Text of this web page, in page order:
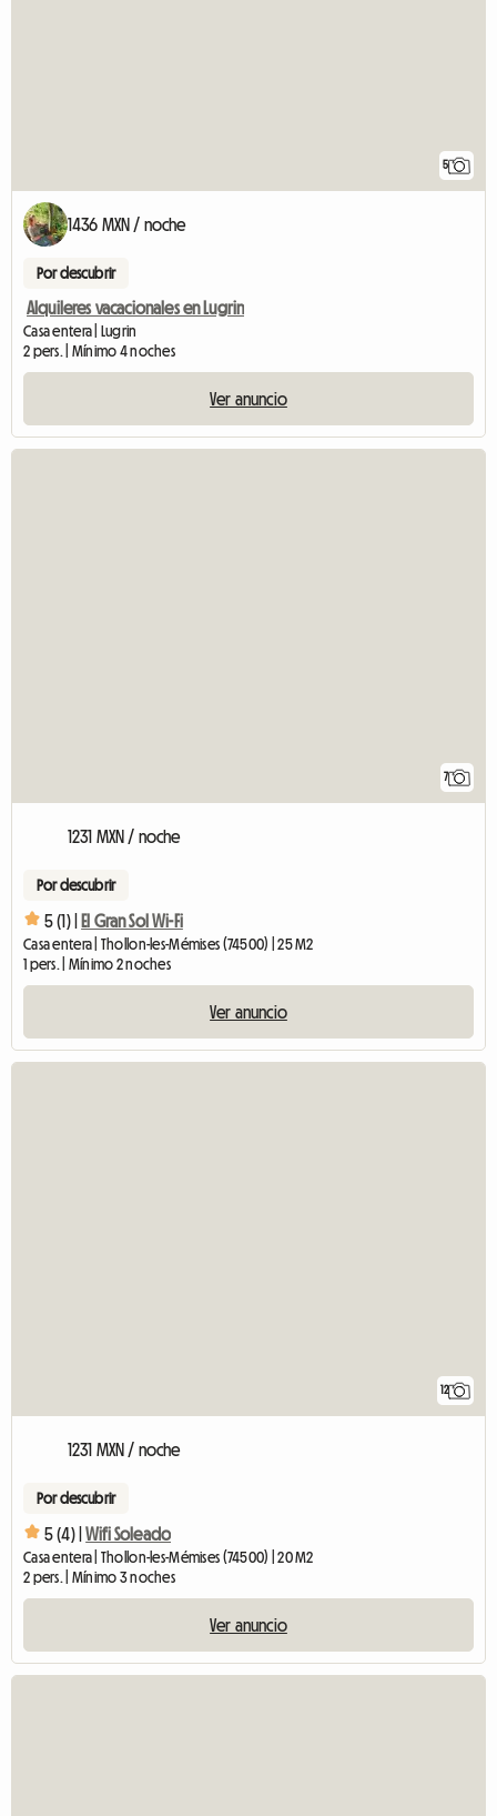
5
1436 MXN / noche
Por descubrir
Alquileres vacacionales en Lugrin
Casa entera | Lugrin
2 pers. | Mínimo 4 noches
Ver anuncio
7
1231 MXN / noche
Por descubrir
5 (1) | El Gran Sol Wi-Fi
Casa entera | Thollon-les-Mémises (74500) | 25 M2
1 pers. | Mínimo 2 noches
Ver anuncio
12
1231 MXN / noche
Por descubrir
5 (4) | Wifi Soleado
Casa entera | Thollon-les-Mémises (74500) | 20 M2
2 pers. | Mínimo 3 noches
Ver anuncio